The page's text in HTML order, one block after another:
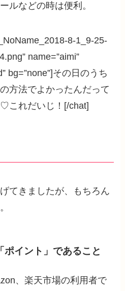
ルなどの時は便利。
8-1_9-25-
name=”aimi”
bg=”none”]その日のうち
方法でよかったんだって
これだいじ！[/chat]
てきましたが、もちろん
ポイント」であること
、楽天市場の利用者で